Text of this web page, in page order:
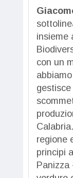
insieme
con un
regione
principi